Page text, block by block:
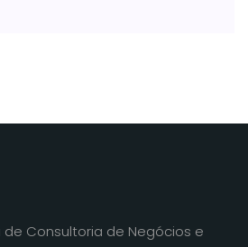
Consultoria de Negócios e